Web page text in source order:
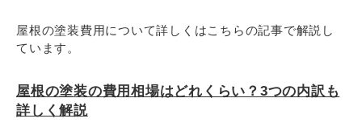
屋根の塗装費用について詳しくはこちらの記事で解説し
ています。
屋根の塗装の費用相場はどれくらい？3つの内訳も
詳しく解説